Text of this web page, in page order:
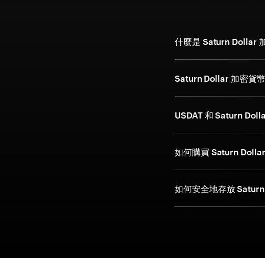
什麼是 Saturn Dollar
Saturn Dollar 加密貨
USDAT 和 Saturn
如何購買 Saturn
如何安全地存放